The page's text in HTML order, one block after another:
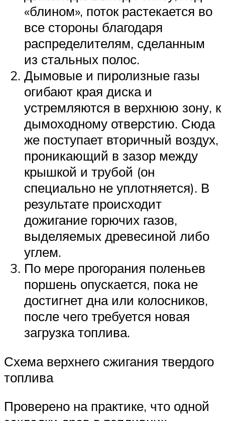
«блином», поток растекается во
все стороны благодаря
распределителям, сделанным
из стальных полос.
Дымовые и пиролизные газы
огибают края диска и
устремляются в верхнюю зону, к
дымоходному отверстию. Сюда
же поступает вторичный воздух,
проникающий в зазор между
крышкой и трубой (он
специально не уплотняется). В
результате происходит
дожигание горючих газов,
выделяемых древесиной либо
углем.
По мере прогорания поленьев
поршень опускается, пока не
достигнет дна или колосников,
после чего требуется новая
загрузка топлива.
Схема верхнего сжигания твердого
топлива
Проверено на практике, что одной